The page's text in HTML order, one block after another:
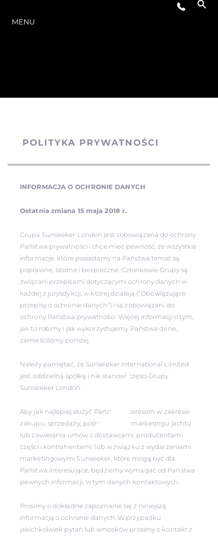
MENU
POLITYKA PRYWATNOŚCI
INFORMACJA O OCHRONIE DANYCH
Ostatnia zmiana 15 maja 2018 r.
Grupa Sunseeker London jest zobowiązana do ochrony
Państwa prywatności i chce mieć pewność, że wszystkie
informacje, które posiadamy na Państwa temat są
poprawne, istotne i bezpieczne. Członkowie Grupy są
związani przepisami dotyczącymi ochrony danych w
każdej z jurysdykcji, w której działają ("Obowiązujące
przepisy o ochronie danych") i są zobowiązani do
ochrony Państwa prywatności. Więcej informacji o tym,
jak to robimy i jak wykorzystujemy Państwa dane,
zamieściliśmy poniżej.
Należy pamiętać, że Sunseeker International Limited
jest oddzielną spółką i nie stanowi części Grupy
Sunseeker London.
Aby jak najlepiej służyć Państwa interesom w zakresie
zakupu, sprzedaży, pośrednictwa i marketingu jachtu
lub zawierania umów z dostawcami, producentami
części i kontrahentami, lub w związku z wydarzeniami
marketingowymi Sunseeker, które mogą być dla
Państwa interesujące, będziemy wymagać od Państwa
pewnych informacji, w tym danych kontaktowych.
Prosimy o dokładne zapoznanie się z niniejszą
informacją o ochronie danych. W przypadku
jakichkolwiek pytań lub wniosków prosimy o kontakt z